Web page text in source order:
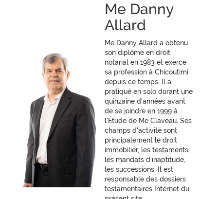
Me Danny
Allard
Me Danny Allard a obtenu
son diplôme en droit
notarial en 1983 et exerce
sa profession à Chicoutimi
depuis ce temps. Il a
pratiqué en solo durant une
quinzaine d'années avant
de se joindre en 1999 à
l'Étude de Me Claveau. Ses
champs d'activité sont
principalement le droit
immobilier, les testaments,
les mandats d’inaptitude,
les successions. Il est
responsable des dossiers
testamentaires Internet du